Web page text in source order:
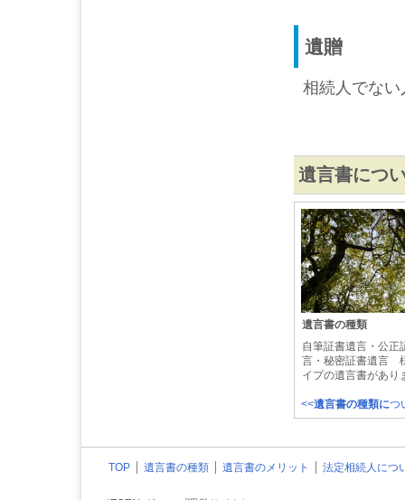
遺贈
相続人でな
遺言書につ
遺言書の種類
自筆証書遺言・公正
言・秘密証書遺言
イプの遺言書があり
<<遺言書の種類につ
TOP 遺言書の種類 遺言書のメリット 法定相続人につ